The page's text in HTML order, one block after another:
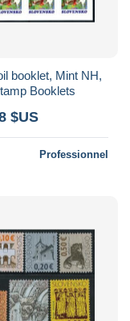
booklet, Mint NH,
Booklets
$US
Professionnel